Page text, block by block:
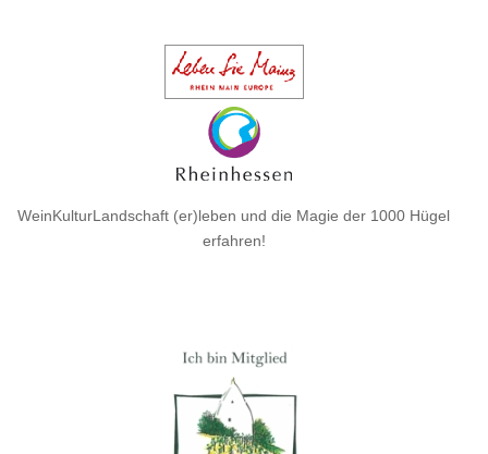
WeinKulturLandschaft (er)leben und die Magie der 1000 Hügel
erfahren!